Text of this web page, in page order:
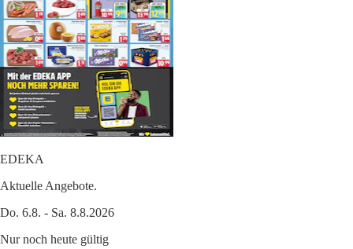
EDEKA
Aktuelle Angebote.
Do. 6.8. - Sa. 8.8.2026
Nur noch heute gültig